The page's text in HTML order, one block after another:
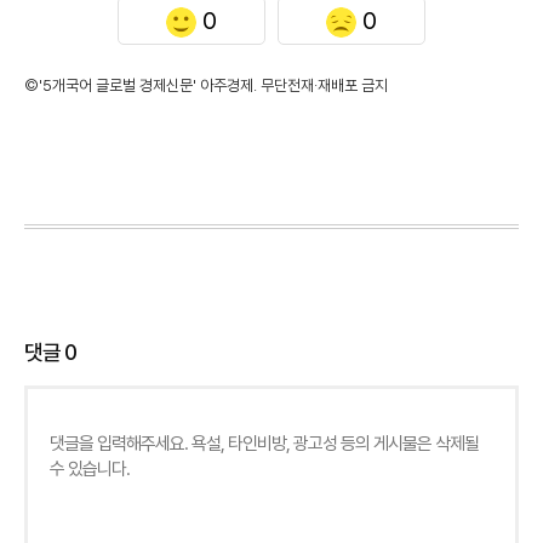
0 0
©'5개국어 글로벌 경제신문' 아주경제. 무단전재·재배포 금지
댓글0